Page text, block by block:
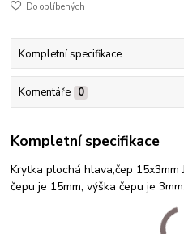
Do oblíbených
Kompletní specifikace
Komentáře 0
Kompletní specifikace
Krytka plochá hlava,čep
čepu je 15mm, výška čepu je